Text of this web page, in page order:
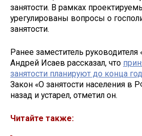
занятости. В рамках
урегулированы вопросы о
занятости.
Ранее заместитель руководителя
Андрей Исаев рассказал, что
занятости планируют до конца
Закон «О занятости населения в
назад и устарел, отметил он.
Читайте также: